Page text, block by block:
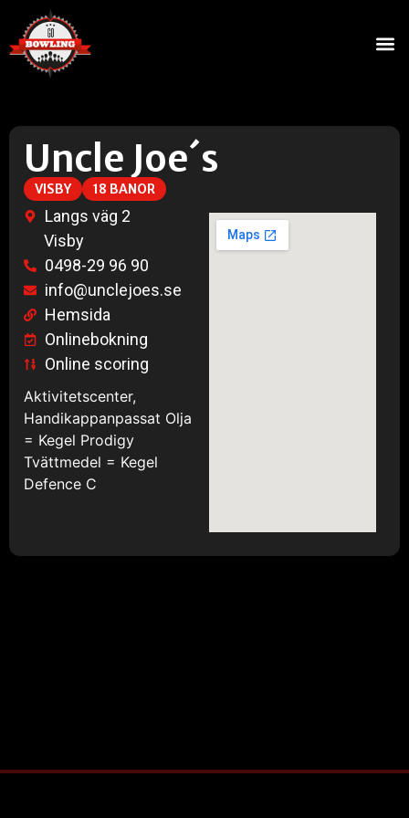
Uncle Joe´s
VISBY 18 BANOR
Langs väg 2
Visby
0498-29 96 90
info@unclejoes.se
Hemsida
Onlinebokning
Online scoring
Aktivitetscenter,
Handikappanpassat Olja
= Kegel Prodigy
Tvättmedel = Kegel
Defence C